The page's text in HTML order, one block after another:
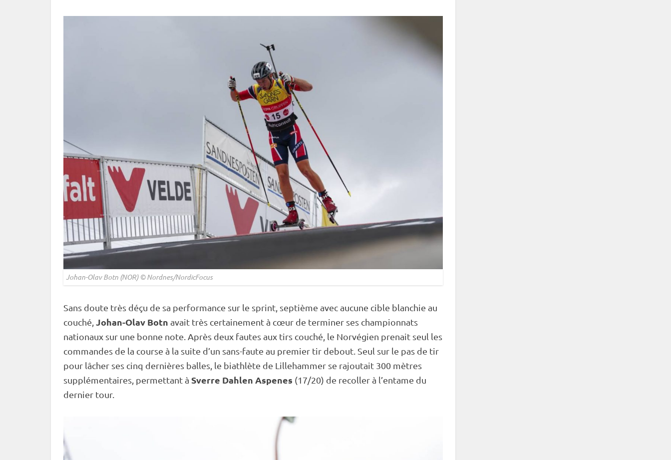
Johan-Olav Botn (NOR) © Nordnes/NordicFocus
Sans doute très déçu de sa performance sur le sprint , septième avec aucune cible blanchie au
couché Johan-Olav Botn avait très certainement à cœur de terminer ses championnats
nationaux sur une bonne note. Après deux fautes aux tirs couché , le Norvégien prenait seul les
commandes de la course à la suite d’un sans-faute au premier tir debout . Seul sur le pas de tir
pour lâcher ses cinq dernières balles, le biathlète de Lillehammer se rajoutait 300 mètres
supplémentaires, permettant à Sverre Dahlen Aspenes (17/20) de recoller à l’entame du
dernier tour.